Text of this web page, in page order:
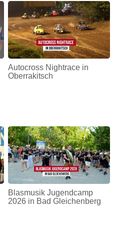
Autocross Nightrace in
Oberrakitsch
Blasmusik Jugendcamp
2026 in Bad Gleichenberg